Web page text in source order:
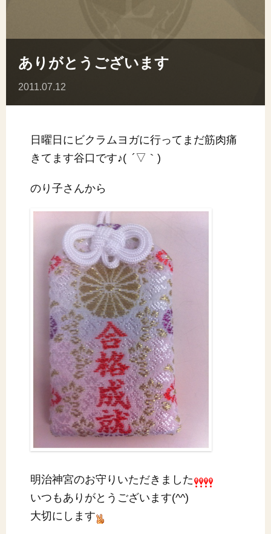
ありがとうございます
2011.07.12
日曜日にビクラムヨガに行ってまだ筋肉痛
きてます谷口です♪( ´▽｀)
のり子さんから
明治神宮のお守りいただきました
いつもありがとうございます(^^)
大切にします